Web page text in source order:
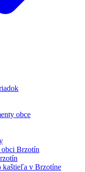
obce
Brzotín
kaštieľa v Brzotíne